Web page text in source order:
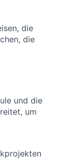
die
die
und die
um